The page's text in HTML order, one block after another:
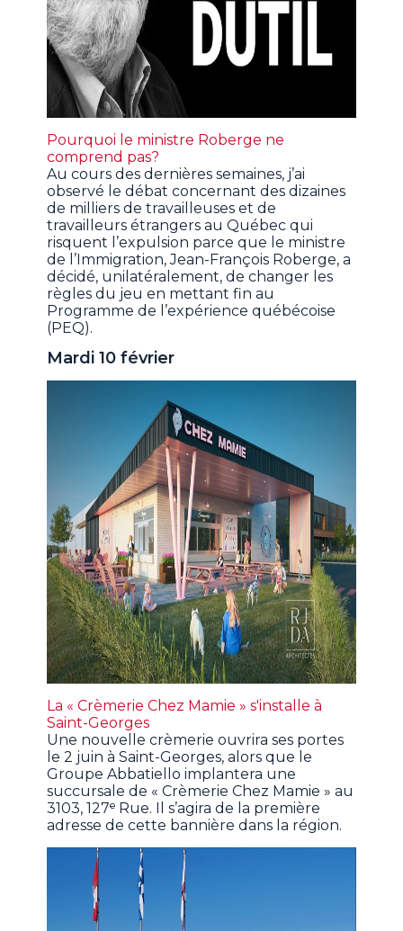
Pourquoi le ministre Roberge ne
comprend pas?
Au cours des dernières semaines, j’ai
observé le débat concernant des dizaines
de milliers de travailleuses et de
travailleurs étrangers au Québec qui
risquent l’expulsion parce que le ministre
de l’Immigration, Jean-François Roberge, a
décidé, unilatéralement, de changer les
règles du jeu en mettant fin au
Programme de l’expérience québécoise
(PEQ).
Mardi 10 février
La « Crèmerie Chez Mamie » s'installe à
Saint-Georges
Une nouvelle crèmerie ouvrira ses portes
le 2 juin à Saint-Georges, alors que le
Groupe Abbatiello implantera une
succursale de « Crèmerie Chez Mamie » au
3103, 127ᵉ Rue. Il s’agira de la première
adresse de cette bannière dans la région.